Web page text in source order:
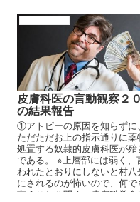
皮膚科医の言動観察２０
の結果報告
①アトピーの原因を知らずに、
ただただお上の指示通りに薬
処置する奴隷的皮膚科医が殆
である。 ※上層部には弱く、
われたとおりにしないと村八
にされるのが怖いので、何で
言うことを聞く。皮膚科学会に